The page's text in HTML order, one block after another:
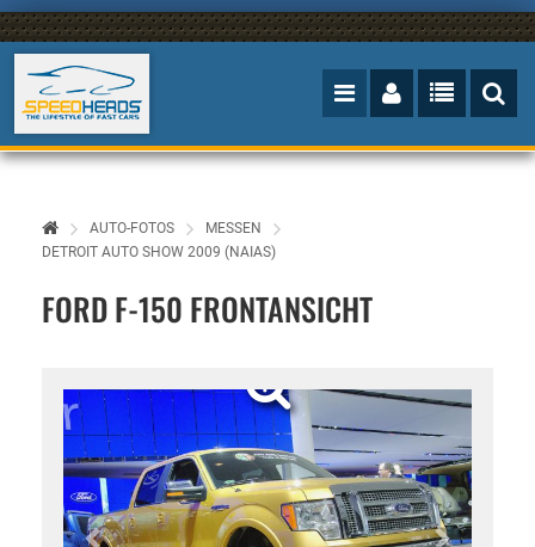
AUTO-FOTOS
MESSEN
DETROIT AUTO SHOW 2009 (NAIAS)
FORD F-150 FRONTANSICHT